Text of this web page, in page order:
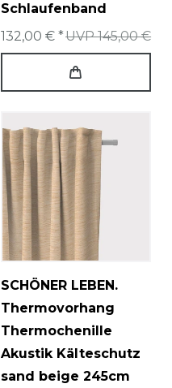
Schlaufenband
UVP 145,00 €
132,00 € *
SCHÖNER LEBEN.
Thermovorhang
Thermochenille
Akustik Kälteschutz
sand beige 245cm